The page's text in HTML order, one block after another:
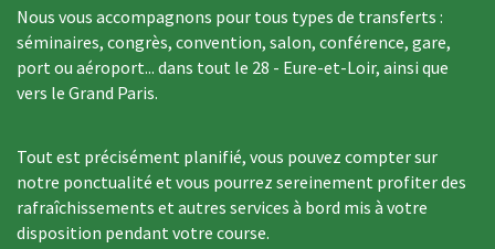
Nous vous accompagnons pour tous types de transferts :
séminaires, congrès, convention, salon, conférence, gare,
port ou aéroport... dans tout le 28 - Eure-et-Loir, ainsi que
vers le Grand Paris.
Tout est précisément planifié, vous pouvez compter sur
notre ponctualité et vous pourrez sereinement profiter des
rafraîchissements et autres services à bord mis à votre
disposition pendant votre course.